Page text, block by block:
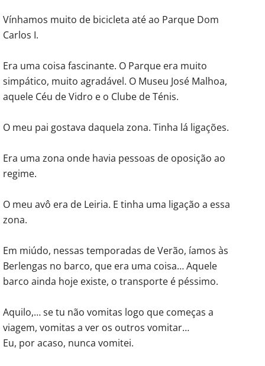
Vínhamos muito de bicicleta até ao Parque Dom
Carlos I.
Era uma coisa fascinante. O Parque era muito
simpático, muito agradável. O Museu José Malhoa,
aquele Céu de Vidro e o Clube de Ténis.
O meu pai gostava daquela zona. Tinha lá ligações.
Era uma zona onde havia pessoas de oposição ao
regime.
O meu avô era de Leiria. E tinha uma ligação a essa
zona.
Em miúdo, nessas temporadas de Verão, íamos às
Berlengas no barco, que era uma coisa… Aquele
barco ainda hoje existe, o transporte é péssimo.
Aquilo,… se tu não vomitas logo que começas a
viagem, vomitas a ver os outros vomitar…
Eu, por acaso, nunca vomitei.